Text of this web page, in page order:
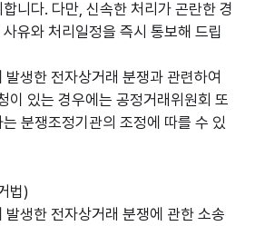
니다. 다만, 신속한 처리가 곤란한 경
유와 처리일정을 즉시 통보해 드립
생한 전자상거래 분쟁과 관련하여
이 있는 경우에는 공정거래위원회 또
분쟁조정기관의 조정에 따를 수 있
법)
생한 전자상거래 분쟁에 관한 소송